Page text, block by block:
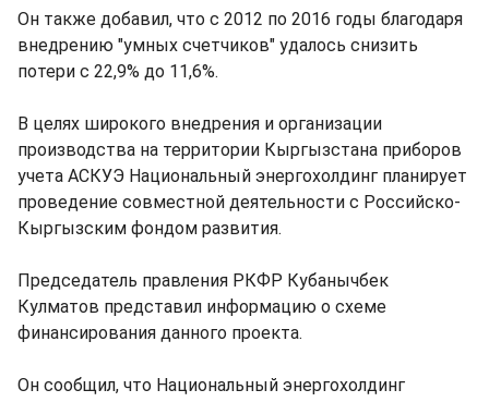
Он также добавил, что с 2012 по 2016 годы благодаря
внедрению "умных счетчиков" удалось снизить
потери с 22,9% до 11,6%.
В целях широкого внедрения и организации
производства на территории Кыргызстана приборов
учета АСКУЭ Национальный энергохолдинг планирует
проведение совместной деятельности с Российско-
Кыргызским фондом развития.
Председатель правления РКФР Кубанычбек
Кулматов представил информацию о схеме
финансирования данного проекта.
Он сообщил, что Национальный энергохолдинг